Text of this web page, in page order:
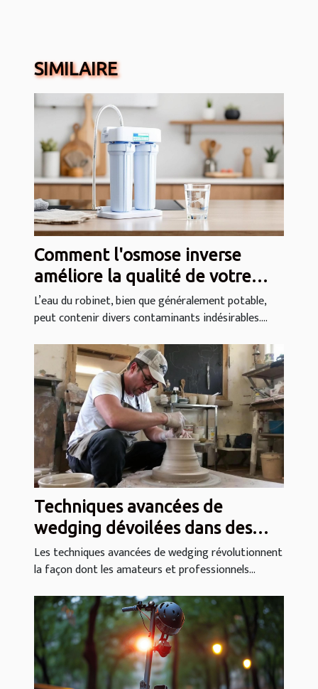
SIMILAIRE
Comment l'osmose inverse
améliore la qualité de votre
eau domestique ?
L’eau du robinet, bien que généralement potable,
peut contenir divers contaminants indésirables....
Techniques avancées de
wedging dévoilées dans des
cours en ligne
Les techniques avancées de wedging révolutionnent
la façon dont les amateurs et professionnels...